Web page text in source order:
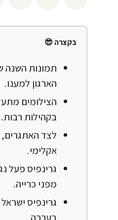
בקצרה 😎
הארגון למענו.
הצילומים
בקהילות רבות.
לצד האתגרים,
אקלימי.
גרינפיס פעל
מפני כרייה.
גרינפיס
בערבה.